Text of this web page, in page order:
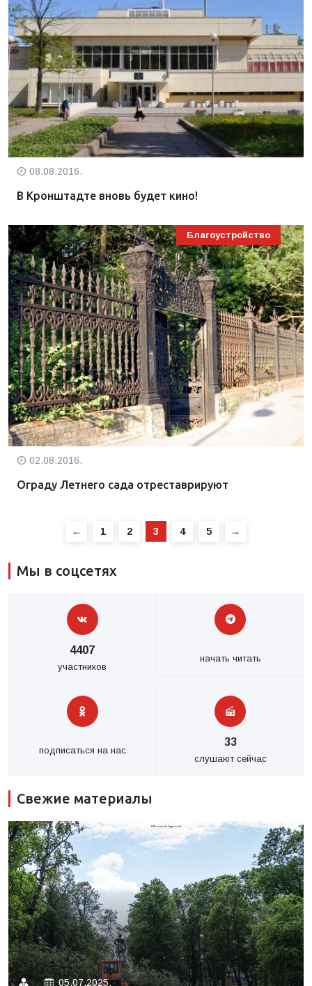
08.08.2016.
В Кронштадте вновь будет кино!
Благоустройство
02.08.2016.
Ограду Летнего сада отреставрируют
← 1 2 3 4 5 →
Мы в соцсетях
4407
участников
начать читать
подписаться на нас
33
слушают сейчас
Свежие материалы
05.07.2025.